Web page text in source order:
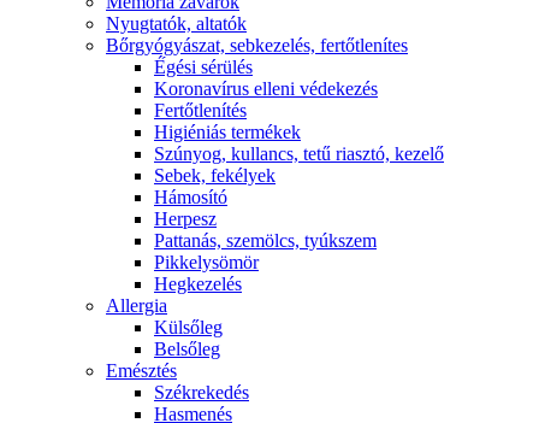
Nyugtatók, altatók
Bőrgyógyászat, sebkezelés, fertőtlenítes
É́gési sérülés
Koronavírus elleni védekezés
Fertőtlenítés
Higiéniás termékek
Szúnyog, kullancs, tetű riasztó, kezelő
Sebek, fekélyek
Hámosító
Herpesz
Pattanás, szemölcs, tyúkszem
Pikkelysömör
Hegkezelés
Allergia
Külsőleg
Belsőleg
Emésztés
Székrekedés
Hasmenés